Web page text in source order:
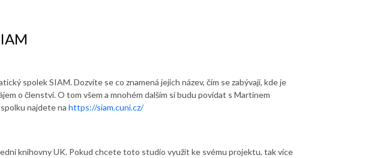
spolek SIAM. Dozvíte se co znamená jejich název, čím se zabývají, kde je
o členství. O tom všem a mnohém dalším si budu povídat s Martinem
najdete na https://siam.cuni.cz/
knihovny UK. Pokud chcete toto studio využít ke svému projektu, tak více